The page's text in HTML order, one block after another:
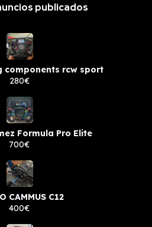
publicados
components rcw sport
280€
Formula Pro Elite
700€
CAMMUS C12
400€